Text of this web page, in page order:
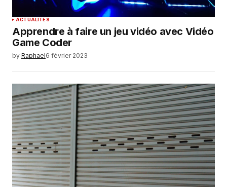
ACTUALITÉS
Apprendre à faire un jeu vidéo avec Vidéo
Game Coder
by Raphael6 février 2023